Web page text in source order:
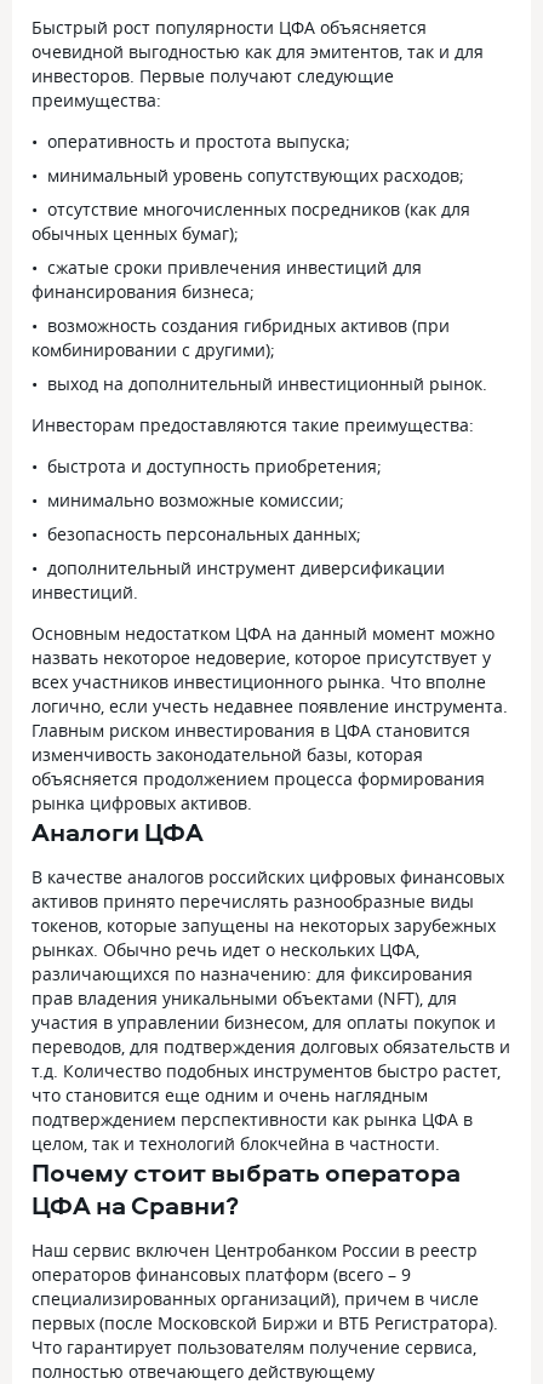
Быстрый рост популярности ЦФА объясняется
очевидной выгодностью как для эмитентов, так и для
инвесторов. Первые получают следующие
преимущества:
оперативность и простота выпуска;
минимальный уровень сопутствующих расходов;
отсутствие многочисленных посредников (как для
обычных ценных бумаг);
сжатые сроки привлечения инвестиций для
финансирования бизнеса;
возможность создания гибридных активов (при
комбинировании с другими);
выход на дополнительный инвестиционный рынок.
Инвесторам предоставляются такие преимущества:
быстрота и доступность приобретения;
минимально возможные комиссии;
безопасность персональных данных;
дополнительный инструмент диверсификации
инвестиций.
Основным недостатком ЦФА на данный момент можно
назвать некоторое недоверие, которое присутствует у
всех участников инвестиционного рынка. Что вполне
логично, если учесть недавнее появление инструмента.
Главным риском инвестирования в ЦФА становится
изменчивость законодательной базы, которая
объясняется продолжением процесса формирования
рынка цифровых активов.
Аналоги ЦФА
В качестве аналогов российских цифровых финансовых
активов принято перечислять разнообразные виды
токенов, которые запущены на некоторых зарубежных
рынках. Обычно речь идет о нескольких ЦФА,
различающихся по назначению: для фиксирования
прав владения уникальными объектами (NFT), для
участия в управлении бизнесом, для оплаты покупок и
переводов, для подтверждения долговых обязательств и
т.д. Количество подобных инструментов быстро растет,
что становится еще одним и очень наглядным
подтверждением перспективности как рынка ЦФА в
целом, так и технологий блокчейна в частности.
Почему стоит выбрать оператора
ЦФА на Сравни?
Наш сервис включен Центробанком России в реестр
операторов финансовых платформ (всего – 9
специализированных организаций), причем в числе
первых (после Московской Биржи и ВТБ Регистратора).
Что гарантирует пользователям получение сервиса,
полностью отвечающего действующему